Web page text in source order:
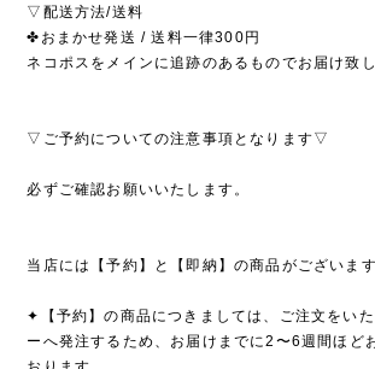
▽配送方法/送料
✤おまかせ発送 / 送料一律300円
ネコポスをメインに追跡のあるものでお届け致し
▽ご予約についての注意事項となります▽
必ずご確認お願いいたします。
当店には【予約】と【即納】の商品がございます
✦【予約】の商品につきましては、ご注文をい
ーへ発注するため、お届けまでに2〜6週間ほど